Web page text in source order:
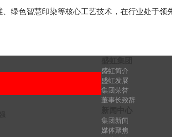
绿色智慧印染等核心工艺技术，在行业处于
盛虹简介
盛虹发展
集团荣誉
董事长致辞
集团新闻
媒体聚焦